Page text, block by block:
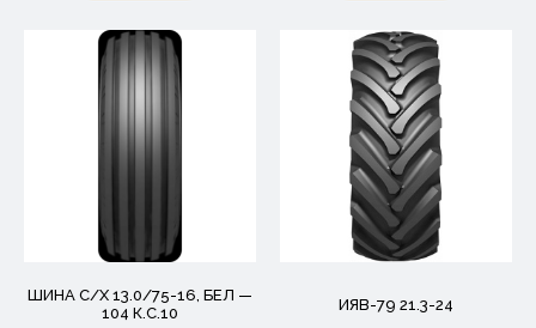
ШИНА С/Х 13.0/75-16, БЕЛ —
104 К.С.10
ИЯВ-79 21.3-24